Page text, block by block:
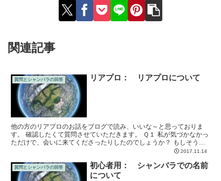
関連記事
質問とシャンバラの回答 リアプロ： リアプロについて
他の方のリアプロのお話をブログで読み、いいな～と思っておりま
す。 確認したくて質問させていただきます。 Ｑ１ 私が気づかなかっ
ただけで、会いに来てくださったりしたのでしょうか？ もしそうだ
2017.11.14
質問とシャンバラの回答
初心者用： シャンバラでの名前
について